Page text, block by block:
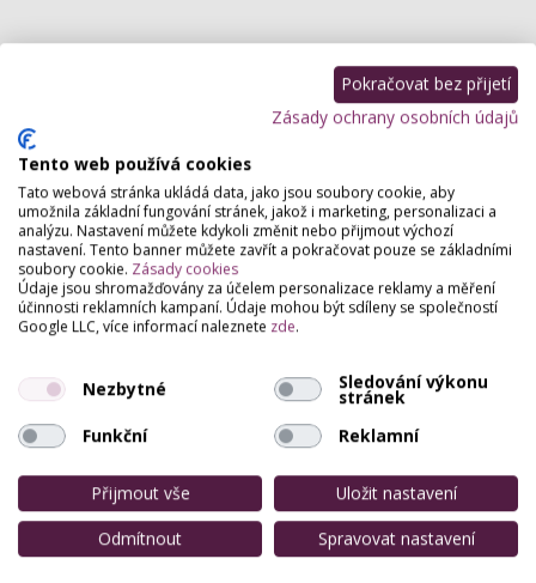
Pokračovat bez přijetí
Zásady ochrany osobních údajů
Tento web používá cookies
Tato webová stránka ukládá data, jako jsou soubory cookie, aby
umožnila základní fungování stránek, jakož i marketing, personalizaci a
analýzu. Nastavení můžete kdykoli změnit nebo přijmout výchozí
nastavení. Tento banner můžete zavřít a pokračovat pouze se základními
soubory cookie. Zásady cookies
Údaje jsou shromažďovány za účelem personalizace reklamy a měření
účinnosti reklamních kampaní. Údaje mohou být sdíleny se společností
Google LLC, více informací naleznete zde.
Nezbytné Sledování výkonu
stránek
Funkční
Reklamní
Přijmout vše
Uložit nastavení
Odmítnout
Spravovat nastavení